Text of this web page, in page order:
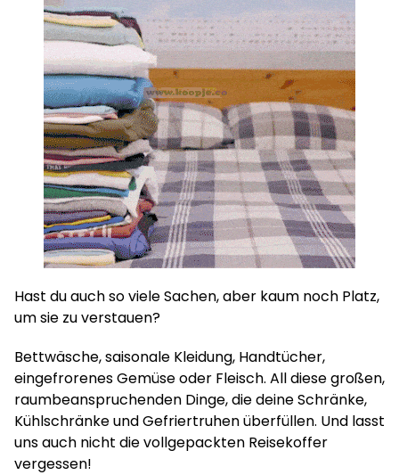
Hast du auch so viele Sachen, aber kaum noch Platz,
um sie zu verstauen?
Bettwäsche, saisonale Kleidung, Handtücher,
eingefrorenes Gemüse oder Fleisch. All diese großen,
raumbeanspruchenden Dinge, die deine Schränke,
Kühlschränke und Gefriertruhen überfüllen. Und lasst
uns auch nicht die vollgepackten Reisekoffer
vergessen!